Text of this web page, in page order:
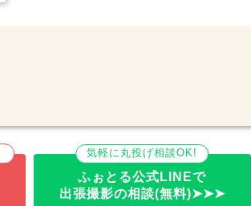
気軽に丸投げ相談OK!
ふぉとる公式LINEで
出張撮影の相談(無料)➤➤➤